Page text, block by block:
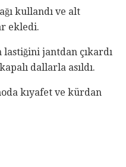
kullandı ve alt
ekledi.
lastiğini jantdan çıkardı
dallarla asıldı.
kıyafet ve kürdan